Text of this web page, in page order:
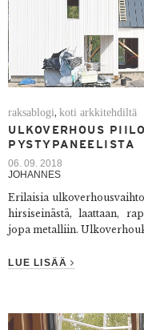
raksablogi,koti arkkitehdiltä
ULKOVERHOUS
PYSTYPANEELISTA
06. 09. 2018
JOHANNES
Erilaisia
hirsiseinästä, laattaan,
jopa metalliin.
LUE LISÄÄ